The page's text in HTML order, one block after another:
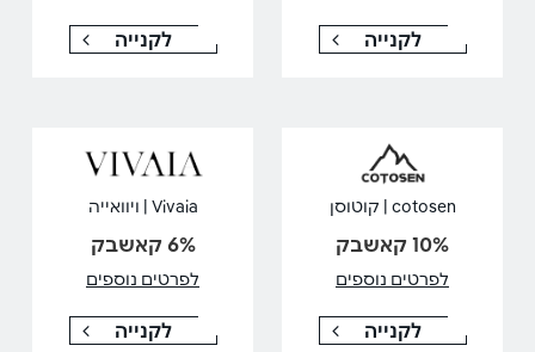
לקנייה לקנייה
cotosen | קוטוסן
10% קאשבק
לפרטים נוספים
לקנייה
Vivaia | ויוואייה
6% קאשבק
לפרטים נוספים
לקנייה